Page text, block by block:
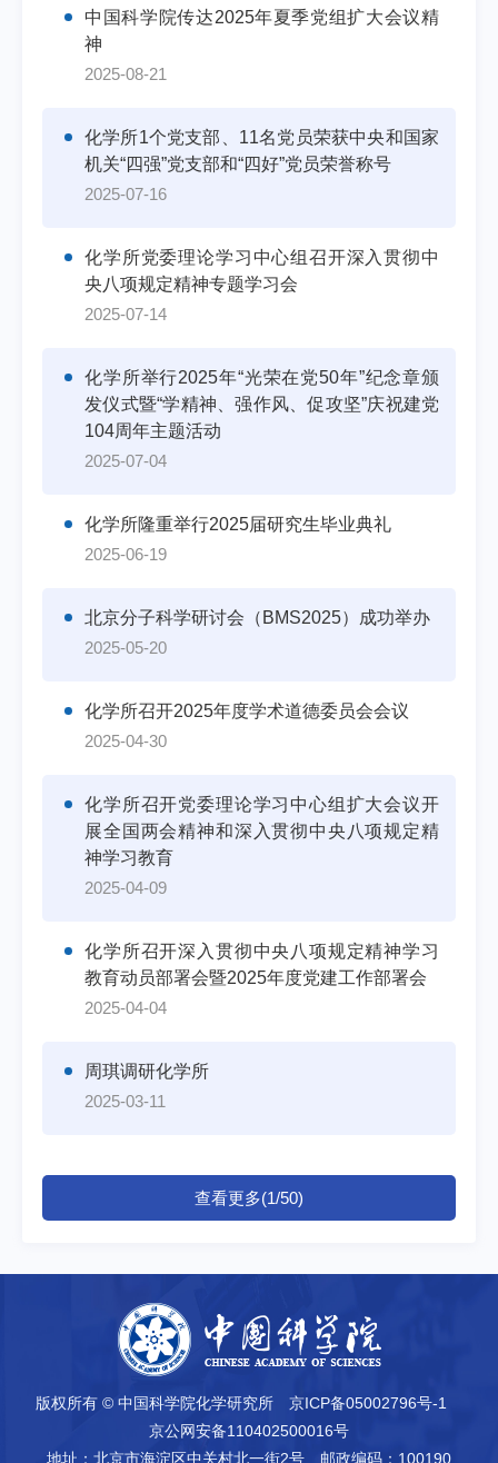
中国科学院传达2025年夏季党组扩大会议精
神
2025-08-21
化学所1个党支部、11名党员荣获中央和国家
机关“四强”党支部和“四好”党员荣誉称号
2025-07-16
化学所党委理论学习中心组召开深入贯彻中
央八项规定精神专题学习会
2025-07-14
化学所举行2025年“光荣在党50年”纪念章颁
发仪式暨“学精神、强作风、促攻坚”庆祝建党
104周年主题活动
2025-07-04
化学所隆重举行2025届研究生毕业典礼
2025-06-19
北京分子科学研讨会（BMS2025）成功举办
2025-05-20
化学所召开2025年度学术道德委员会会议
2025-04-30
化学所召开党委理论学习中心组扩大会议开
展全国两会精神和深入贯彻中央八项规定精
神学习教育
2025-04-09
化学所召开深入贯彻中央八项规定精神学习
教育动员部署会暨2025年度党建工作部署会
2025-04-04
周琪调研化学所
2025-03-11
查看更多(1/50)
版权所有 © 中国科学院化学研究所
京ICP备05002796号-1
京公网安备110402500016号
地址：北京市海淀区中关村北一街2号
邮政编码：100190